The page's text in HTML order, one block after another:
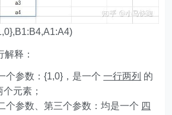
释：
个参数：{1,0}，是一个一行两列 的
元素；
个参数、第三个参数：均是一个 四